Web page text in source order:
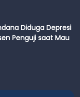
Diduga Depresi
Penguji saat Mau